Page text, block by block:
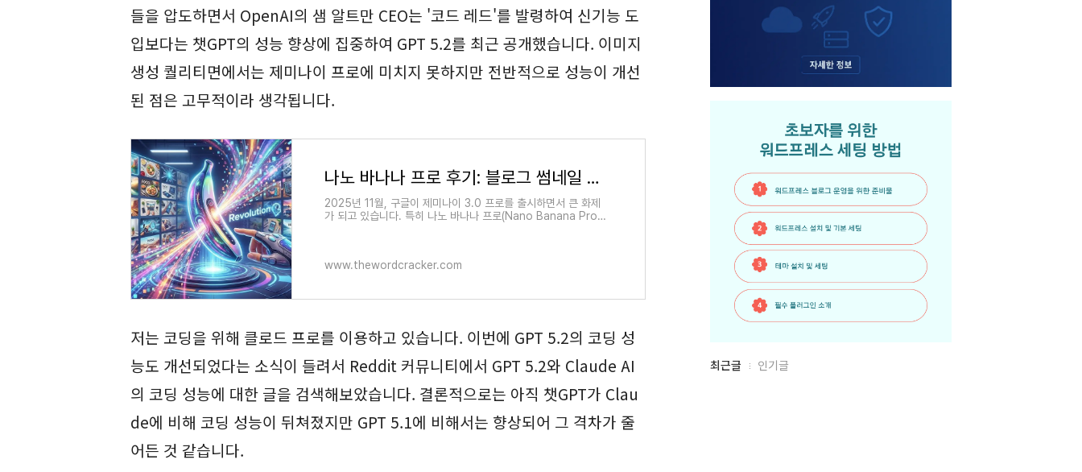
들을 압도하면서 OpenAI의 샘 알트만 CEO는 '코드 레드'를 발령하여 신기능 도
입보다는 챗GPT의 성능 향상에 집중하여 GPT 5.2를 최근 공개했습니다. 이미지
생성 퀄리티면에서는 제미나이 프로에 미치지 못하지만 전반적으로 성능이 개선
된 점은 고무적이라 생각됩니다.
나노 바나나 프로 후기: 블로그 썸네일 제작의 혁명 - 워드프레스 정보꾸러미
2025년 11월, 구글이 제미나이 3.0 프로를 출시하면서 큰 화제
가 되고 있습니다. 특히 나노 바나나 프로(Nano Banana Pro)
www.thewordcracker.com
저는 코딩을 위해 클로드 프로를 이용하고 있습니다. 이번에 GPT 5.2의 코딩 성
능도 개선되었다는 소식이 들려서 Reddit 커뮤니티에서 GPT 5.2와 Claude AI
의 코딩 성능에 대한 글을 검색해보았습니다. 결론적으로는 아직 챗GPT가 Clau
de에 비해 코딩 성능이 뒤쳐졌지만 GPT 5.1에 비해서는 향상되어 그 격차가 줄
어든 것 같습니다.
최
최근글 인기글